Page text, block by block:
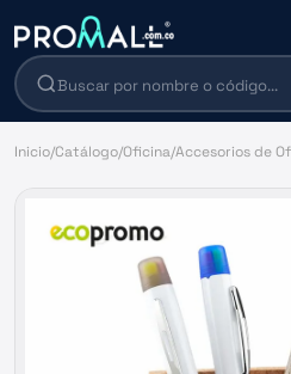
Inicio/Catálogo/Oficina/Accesorios de